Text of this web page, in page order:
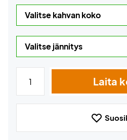
Laita